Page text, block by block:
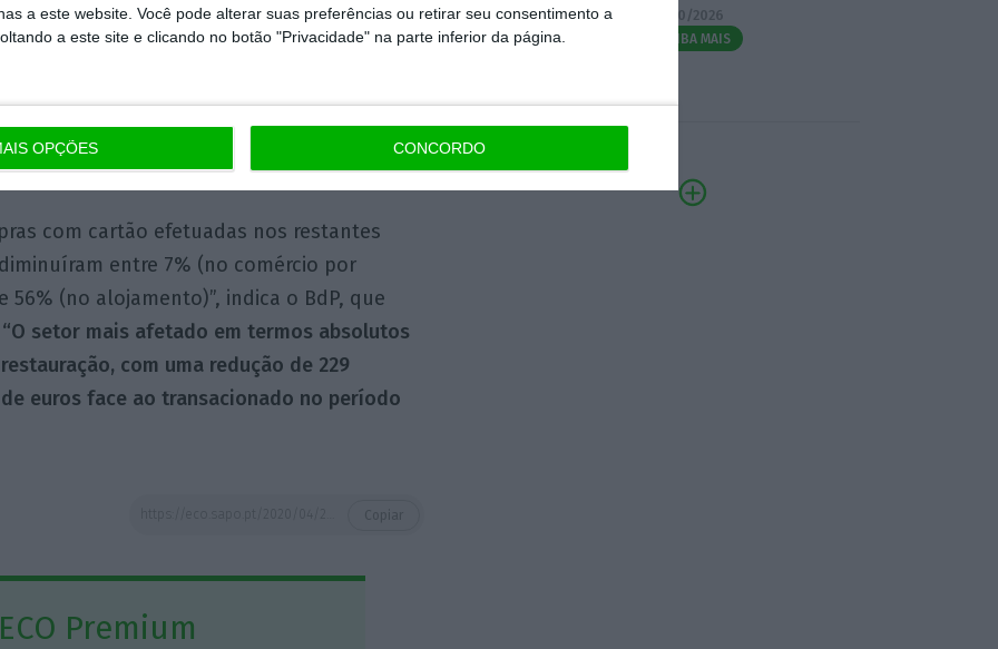
a este website. Você pode alterar suas preferências ou retirar seu consentimento a
a este site e clicando no botão "Privacidade" na parte inferior da página.
OPÇÕES CONCORDO
penalizado. O BdP declara que “a
das empresas também foi fortemente
retalho sido o único a registar uma
pagamentos com cartão, ainda que
com cartão efetuadas nos restantes
entre 7% (no comércio por
56% (no alojamento)”, indica o BdP, que
“O setor mais afetado em termos absolutos
com uma redução de 229
euros face ao transacionado no período
Premium
07/10/2026
SAIBA MAIS